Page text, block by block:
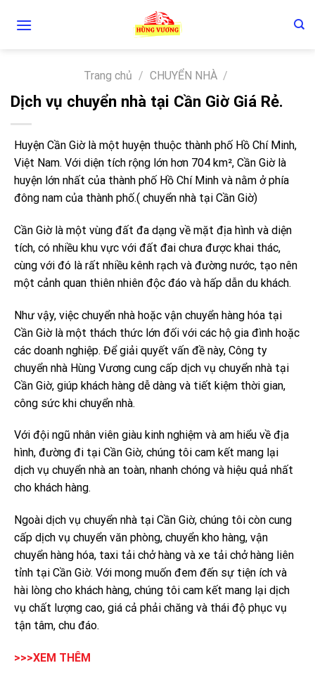
Trang chủ / CHUYỂN NHÀ /
Dịch vụ chuyển nhà tại Cần Giờ Giá Rẻ.
Huyện Cần Giờ là một huyện thuộc thành phố Hồ Chí Minh,
Việt Nam. Với diện tích rộng lớn hơn 704 km², Cần Giờ là
huyện lớn nhất của thành phố Hồ Chí Minh và nằm ở phía
đông nam của thành phố.( chuyển nhà tại Cần Giờ)
Cần Giờ là một vùng đất đa dạng về mặt địa hình và diện
tích, có nhiều khu vực với đất đai chưa được khai thác,
cùng với đó là rất nhiều kênh rạch và đường nước, tạo nên
một cảnh quan thiên nhiên độc đáo và hấp dẫn du khách.
Như vậy, việc chuyển nhà hoặc vận chuyển hàng hóa tại
Cần Giờ là một thách thức lớn đối với các hộ gia đình hoặc
các doanh nghiệp. Để giải quyết vấn đề này, Công ty
chuyển nhà Hùng Vương cung cấp dịch vụ chuyển nhà tại
Cần Giờ, giúp khách hàng dễ dàng và tiết kiệm thời gian,
công sức khi chuyển nhà.
Với đội ngũ nhân viên giàu kinh nghiệm và am hiểu về địa
hình, đường đi tại Cần Giờ, chúng tôi cam kết mang lại
dịch vụ chuyển nhà an toàn, nhanh chóng và hiệu quả nhất
cho khách hàng.
Ngoài dịch vụ chuyển nhà tại Cần Giờ, chúng tôi còn cung
cấp dịch vụ chuyển văn phòng, chuyển kho hàng, vận
chuyển hàng hóa, taxi tải chở hàng và xe tải chở hàng liên
tỉnh tại Cần Giờ. Với mong muốn đem đến sự tiện ích và
hài lòng cho khách hàng, chúng tôi cam kết mang lại dịch
vụ chất lượng cao, giá cả phải chăng và thái độ phục vụ
tận tâm, chu đáo.
>>>XEM THÊM